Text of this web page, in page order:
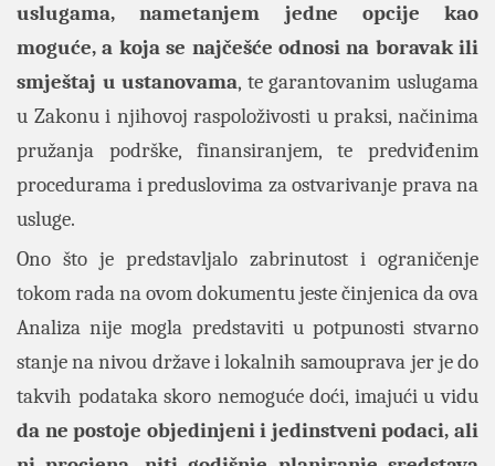
uslugama, nametanjem jedne opcije kao
moguće, a koja se najčešće odnosi na boravak ili
smještaj u ustanovama, te garantovanim uslugama
u Zakonu i njihovoj raspoloživosti u praksi, načinima
pružanja podrške, finansiranjem, te predviđenim
procedurama i preduslovima za ostvarivanje prava na
usluge.
Ono što je predstavljalo zabrinutost i ograničenje
tokom rada na ovom dokumentu jeste činjenica da ova
Analiza nije mogla predstaviti u potpunosti stvarno
stanje na nivou države i lokalnih samouprava jer je do
takvih podataka skoro nemoguće doći, imajući u vidu
da ne postoje objedinjeni i jedinstveni podaci, ali